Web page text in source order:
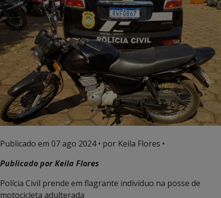
Publicado em 07 ago 2024• por Keila Flores •
Publicado por Keila Flores
Polícia Civil prende em flagrante indivíduo na posse de
motocicleta adulterada